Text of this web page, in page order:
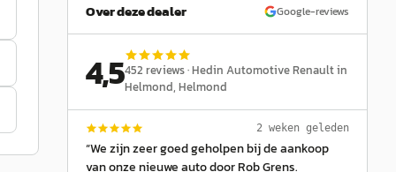
Over deze dealer Google-reviews
4,5452 reviews ·Hedin Automotive Renault in
Helmond, Helmond
2 weken geleden
“We zijn zeer goed geholpen bij de aankoop
van onze nieuwe auto door Rob Grens.